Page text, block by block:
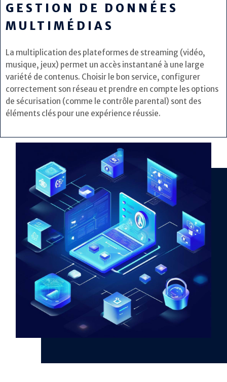
GESTION DE DONNÉES
MULTIMÉDIAS
La multiplication des plateformes de streaming (vidéo,
musique, jeux) permet un accès instantané à une large
variété de contenus. Choisir le bon service, configurer
correctement son réseau et prendre en compte les options
de sécurisation (comme le contrôle parental) sont des
éléments clés pour une expérience réussie.